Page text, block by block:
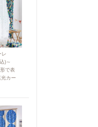
レ
)～
で表
カー